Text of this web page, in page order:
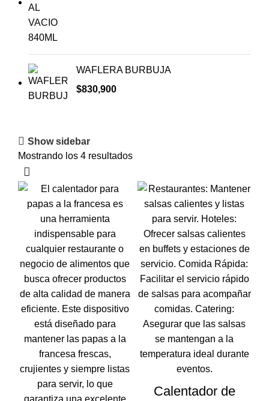
WAFLERA BURBUJA
$830,900
Show sidebar
Mostrando los 4 resultados
Calentador de